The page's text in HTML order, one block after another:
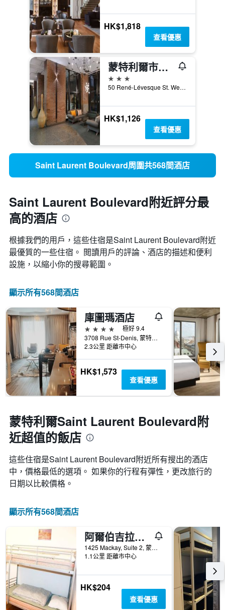
HK$1,818
查看優惠
蒙特利爾市中心旅客之家酒店
3星級
50 René-Lévesque St. West, 蒙特婁, QC, 加拿大
HK$1,126
查看優惠
Saint Laurent Boulevard周圍共568間酒店
Saint Laurent Boulevard附近評分最
高的酒店
根據我們的用戶，這些住宿是Saint Laurent Boulevard​附近
最優質的一些住宿。 閲讀用戶的評論、酒店的描述和便利
設施，以縮小你的搜尋範圍。
顯示所有568間酒店
庫圖瑪酒店
4星級
極好 9.4
3708 Rue St-Denis, 蒙特婁, QC, 加拿大
2.3公里 距離市中心
HK$1,573
查看優惠
蒙特利爾Saint Laurent Boulevard附
近超值的飯店
這些住宿是Saint Laurent Boulevard​附近所有搜出的酒店
中，價格最低的選項。 如果你的行程有彈性，更改旅行的
日期以比較價格。
顯示所有568間酒店
阿爾伯吉拉佩羅酒店 - 蒙特利爾
1425 Mackay, Suite 2, 蒙特婁, QC, 加拿大
1.1公里 距離市中心
HK$204
查看優惠